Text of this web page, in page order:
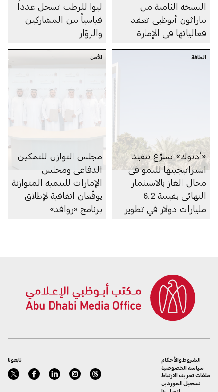
النسخة الثامنة من
ماراثون أبوظبي تعقد
فعالياتها في الإمارة
ليوا للرطب تسجل عدداً
قياسياً من المشاركين
والزوّار
الطاقة
«أدنوك» تسرِّع تنفيذ
استراتيجيتها للنمو في
مجال الغاز بالاستثمار
النهائي بقيمة 6.2
مليارات دولار في تطوير
الأمن
مجلس التوازن للتمكين
الدفاعي ومجلس
الإمارات للتنمية المتوازنة
يوقّعان اتفاقية لإطلاق
برنامج «روافد»
تابعونا
الشروط والأحكام
سياسة الخصوصية
ملفات تعريف الارتباط
تسجيل الموردين